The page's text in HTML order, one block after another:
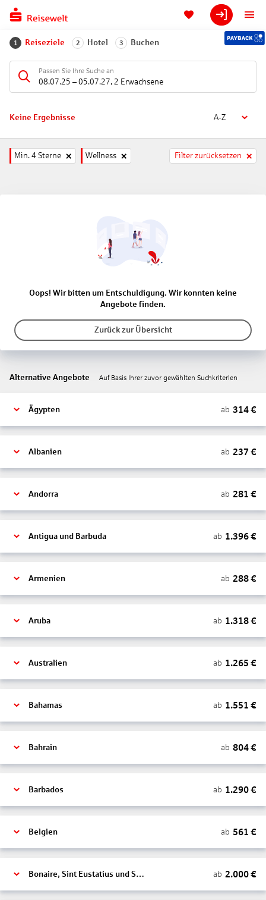
1 Reiseziele 2 Hotel 3 Buchen
Passen Sie Ihre Suche an
08.07.25 – 05.07.27, 2 Erwachsene
Keine Ergebnisse A-Z
Min. 4 Sterne Wellness Filter zurücksetzen
Oops! Wir bitten um Entschuldigung. Wir konnten keine
Angebote finden.
Zurück zur Übersicht
Alternative Angebote Auf Basis Ihrer zuvor gewählten Suchkriterien
Ägypten ab 314€
Albanien ab 237 €
Andorra ab 281 €
Antigua und Barbuda ab 1.396€
Armenien ab 288€
Aruba ab 1.318€
Australien ab 1.265 €
Bahamas ab 1.551 €
Bahrain ab 804€
Barbados ab 1.290€
Belgien ab 561 €
Bonaire, Sint Eustatius und Saba ab 2.000€